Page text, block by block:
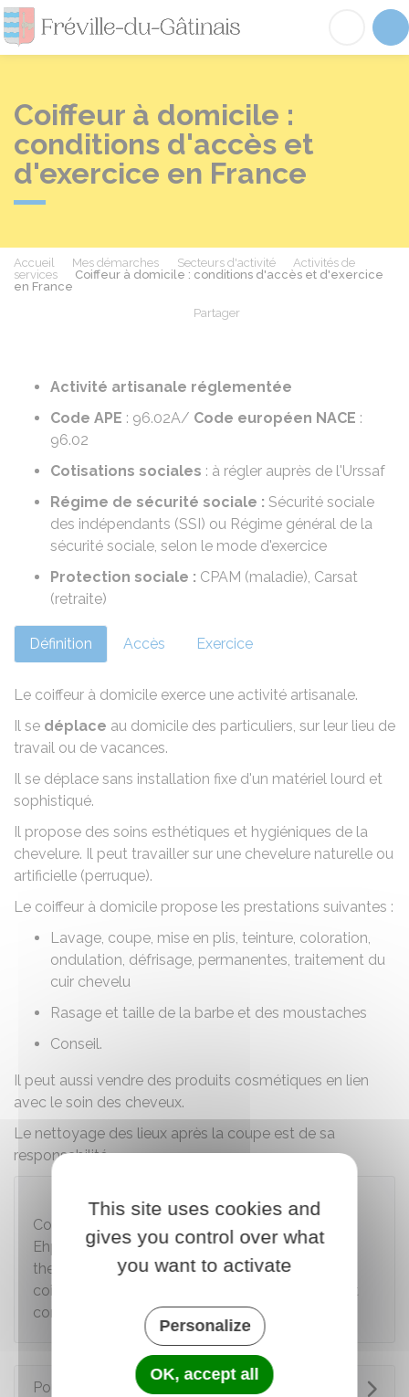
Fréville-du-
Coiffeur à domicile :
conditions d'accès et
d'exercice en France
Accueil Mes démarches Secteurs d'activité
Activités de
services
Coiffeur à domicile : conditions d'accès et d'exercice
en France
Partager
Activité artisanale réglementée
Code APE : 96.02A/ Code européen NACE :
96.02
Cotisations sociales : à régler auprès de l'Urssaf
Régime de sécurité sociale : Sécurité sociale
des indépendants (SSI) ou Régime général de la
sécurité sociale, selon le mode d'exercice
Protection sociale : CPAM (maladie), Carsat
(retraite)
Définition Accès Exercice
Le coiffeur à domicile exerce une activité artisanale.
Il se déplace au domicile des particuliers, sur leur lieu de
travail ou de vacances.
Il se déplace sans installation fixe d'un matériel lourd et
sophistiqué.
Il propose des soins esthétiques et hygiéniques de la
chevelure. Il peut travailler sur une chevelure naturelle ou
artificielle (perruque).
Le coiffeur à domicile propose les prestations suivantes :
Lavage, coupe, mise en plis, teinture, coloration,
ondulation, défrisage, permanentes, traitement du
cuir chevelu
Rasage et taille de la barbe et des moustaches
Conseil.
Il peut aussi vendre des produits cosmétiques en lien
avec le soin des cheveux.
Le nettoyage des lieux après la coupe est de sa
responsabilité.
À savoir
Coiffer des personnes dans un hôpital, dans un
Ehpad ou un établissement de soins (cure
thermale par exemple), ou bien au domicile du
coiffeur ou dans une camionnette ambulante est
considéré commeexercer dans un salon
Pour en savoir plus
This site uses cookies and
gives you control over what
you want to activate
Personalize
OK, accept all